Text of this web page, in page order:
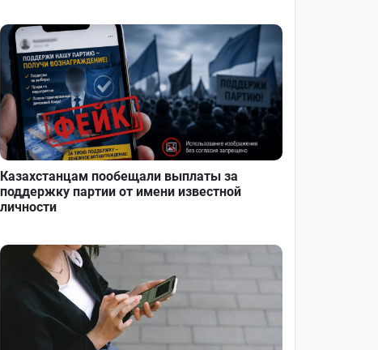
Казахстанцам пообещали выплаты за
поддержку партии от имени известной
личности